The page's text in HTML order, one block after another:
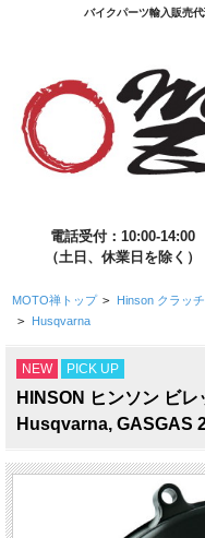
バイクパーツ輸入販売
電話受付：10:00-14:00
（土日、休業日を除く）
MOTO禅トップ > Hinson クラッチ
> Husqvarna
NEW PICK UP
HINSON ヒンソン ビ
Husqvarna, GASGAS